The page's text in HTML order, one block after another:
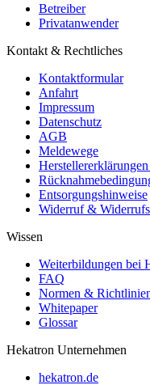
Betreiber
Privatanwender
Kontakt & Rechtliches
Kontaktformular
Anfahrt
Impressum
Datenschutz
AGB
Meldewege
Entsorgungshinweise
Widerruf &
Wissen
Weiterbildungen bei
FAQ
Normen &
Whitepaper
Glossar
Hekatron Unternehmen
hekatron.de